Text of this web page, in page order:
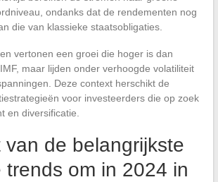
ondanks dat de rendementen nog
die van klassieke staatsobligaties.
vertonen een groei die hoger is dan
maar lijden onder verhoogde volatiliteit
Deze context herschikt de
voor investeerders die op zoek
en diversificatie.
van de belangrijkste
trends om in 2024 in